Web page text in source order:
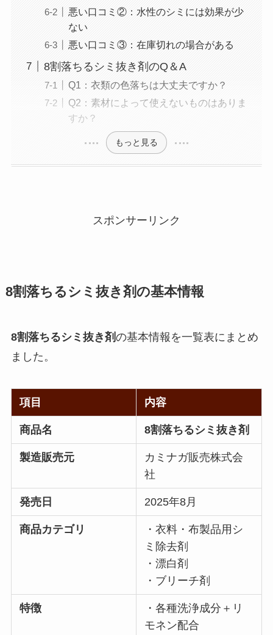
悪い口コミ②：水性のシミには効果が少
ない
悪い口コミ③：在庫切れの場合がある
8割落ちるシミ抜き剤のQ＆A
Q1：衣類の色落ちは大丈夫ですか？
Q2：素材によって使えないものはありま
すか？
もっと見る
スポンサーリンク
8割落ちるシミ抜き剤 の基本情報
8割落ちるシミ抜き剤の基本情報を一覧表にまとめ
ました。
項目 内容
商品名 8割落ちるシミ抜き剤
製造販売元
カミナガ販売株式会
社
発売日 2025年8月
商品カテゴリ
・衣料・布製品用シ
ミ除去剤
・漂白剤
・ブリーチ剤
特徴
・各種洗浄成分＋リ
モネン配合